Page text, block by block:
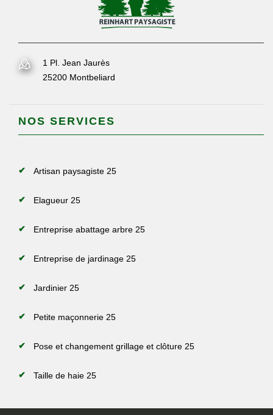
1 Pl. Jean Jaurès
25200 Montbeliard
NOS SERVICES
Artisan paysagiste 25
Elagueur 25
Entreprise abattage arbre 25
Entreprise de jardinage 25
Jardinier 25
Petite maçonnerie 25
Pose et changement grillage et clôture 25
Taille de haie 25